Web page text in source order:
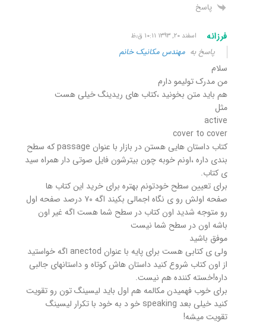
پاسخ
فرزانه اسفند ۲۰, ۱۳۹۳ ۱۰:۱۱ ق٫ظ
پاسخ به مهندس مکانیک خانم
سلام
من مدرک تولیمو دارم
هم باید متن بخونید ،کتاب های ریدینگ خیلی هست
مثل
active
cover to cover
کتاب داستان هایی هستن در بازار با عنوان passage که سطح
بندی داره ،اونم خوبه چون بیترشون فایل صوتی دار همراه سید
ی کتاب.
برای تعیین سطح خودتونم بهتره برای خرید این کتاب ها
صفحه اولش رو ی نگاه اجمالی بکیند اگه ۷۰ درصد صفحه اول
رو متوجه شدید اون کتاب در سطح شما هست اگه غیر اون
باشه اون در سطح شما نیست
موفق باشید
ولی ی کتابی هست برای پایه با عنوان anectod اگه خواستید
از اون کتاب شروع کنید داستان هاش کوتاه و داستانهای جالبی
داره!خسته کننده هم نیست.
برای خوب فهمیدن مکالمه هم اول باید لیسینگ تون رو تقویت
کنید خیلی بعد speaking خو د به خود با تکرار لیسینگ
تقویت میشه!